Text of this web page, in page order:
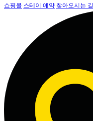
쇼핑몰 스테이 예약 찾아오시는 길